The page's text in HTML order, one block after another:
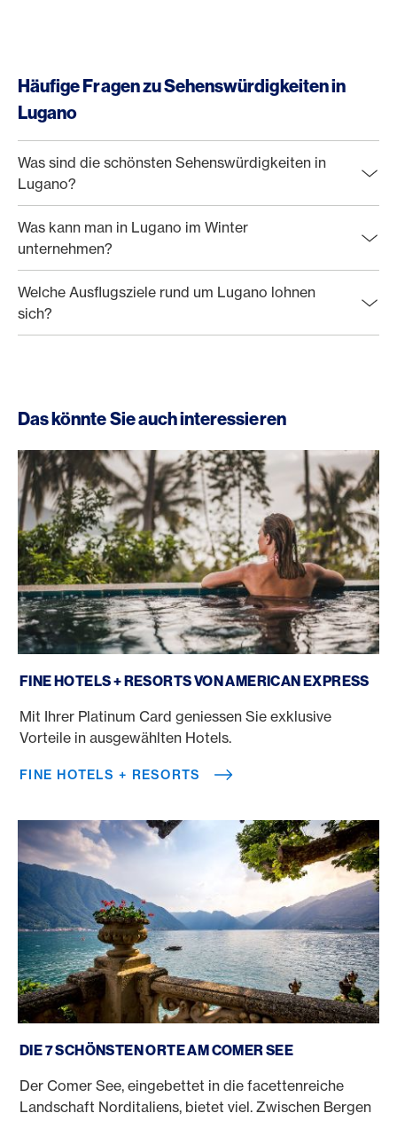
Häufige Fragen zu Sehenswürdigkeiten in
Lugano
Was sind die schönsten Sehenswürdigkeiten in
Lugano?
Was kann man in Lugano im Winter
unternehmen?
Welche Ausflugsziele rund um Lugano lohnen
sich?
Das könnte Sie auch interessieren
FINE HOTELS + RESORTS VON AMERICAN EXPRESS
Mit Ihrer Platinum Card geniessen Sie exklusive
Vorteile in ausgewählten Hotels.
FINE HOTELS + RESORTS
DIE 7 SCHÖNSTEN ORTE AM COMER SEE
Der Comer See, eingebettet in die facettenreiche
Landschaft Norditaliens, bietet viel. Zwischen Bergen